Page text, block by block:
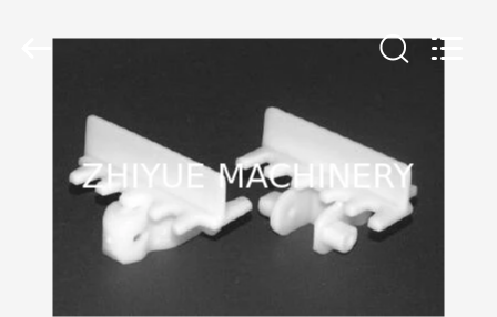
CASA
PRODUCTOS